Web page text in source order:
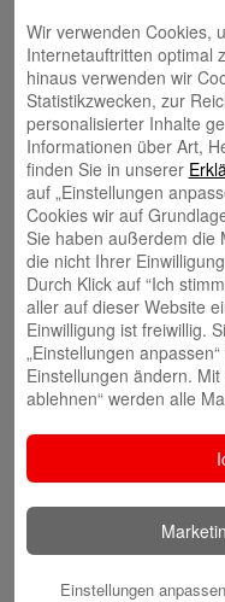
Volker
Jens
Wir verwenden Cookies,
Internetauftritten optimal
hinaus verwenden wir
Statistikzwecken, zur
personalisierter Inhalte
Informationen über Art,
finden Sie in unserer
auf „Einstellungen
Cookies wir auf
Sie haben außerdem die
die nicht Ihrer
Durch Klick auf “Ich
aller auf dieser Website
Einwilligung ist freiwillig.
„Einstellungen
Einstellungen ändern.
ablehnen“ werden alle
Einstellungen anpassen